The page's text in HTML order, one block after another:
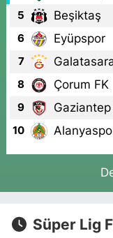
5 Beşiktaş
6 Eyüpspor
7
8 Çorum FK
9 Gaziantep
10
Süper Lig